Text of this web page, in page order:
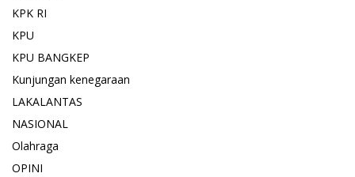
KPK RI
KPU
KPU BANGKEP
Kunjungan kenegaraan
LAKALANTAS
NASIONAL
Olahraga
OPINI